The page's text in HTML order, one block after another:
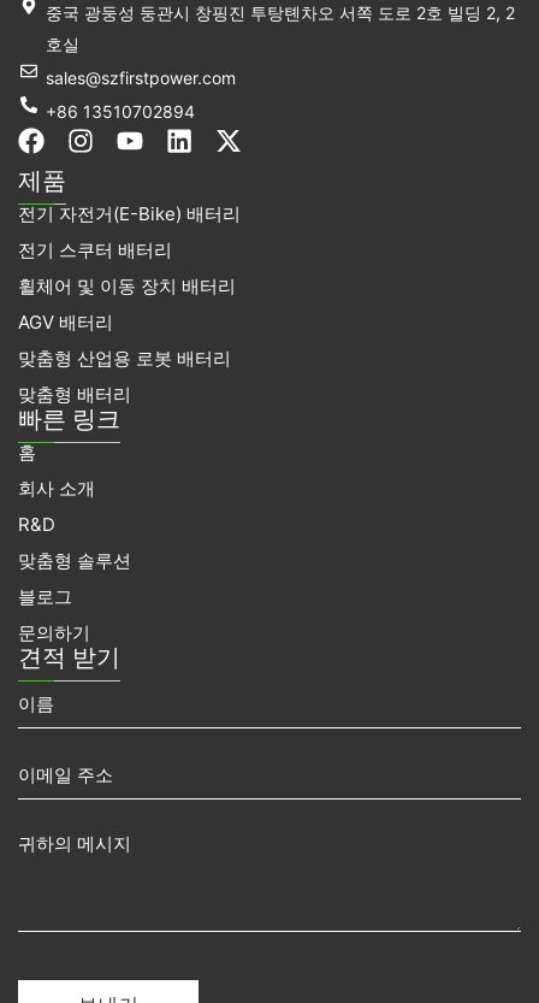
중국 광둥성 둥관시 창핑진 투탕톈차오 서쪽 도로 2호 빌딩 2, 2
호실
sales@szfirstpower.com
+86 13510702894
F
a
c
e
b
o
o
k
인
그
램
유
링
인
X
위
제품
전기 자전거(E-Bike) 배터리
전기 스쿠터 배터리
휠체어 및 이동 장치 배터리
AGV 배터리
맞춤형 산업용 로봇 배터리
맞춤형 배터리
빠른 링크
홈
회사 소개
R&D
맞춤형 솔루션
블로그
문의하기
견적 받기